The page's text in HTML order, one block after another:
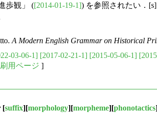
歩観」 ([2014-01-19-1]) を参照されたい．
A Modern English Grammar on Historical
03-06-1] [2017-02-21-1] [2015-05-06-1]
用ページ ]
[suffix][morphology][morpheme][phonotactics